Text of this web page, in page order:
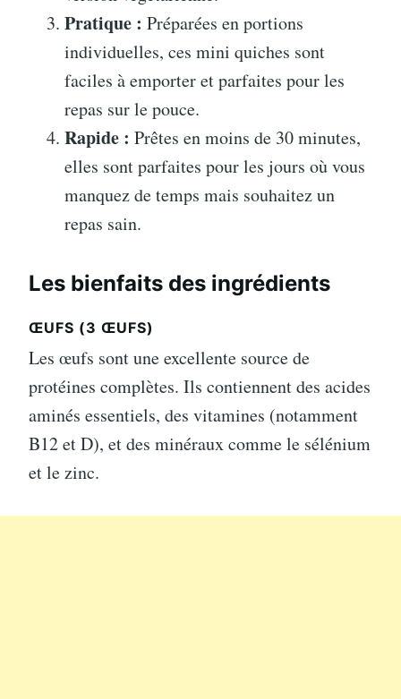
Pratique : Préparées en portions
individuelles, ces mini quiches sont
faciles à emporter et parfaites pour les
repas sur le pouce.
Rapide : Prêtes en moins de 30 minutes,
elles sont parfaites pour les jours où vous
manquez de temps mais souhaitez un
repas sain.
Les bienfaits des ingrédients
ŒUFS (3 ŒUFS)
Les œufs sont une excellente source de
protéines complètes. Ils contiennent des acides
aminés essentiels, des vitamines (notamment
B12 et D), et des minéraux comme le sélénium
et le zinc.